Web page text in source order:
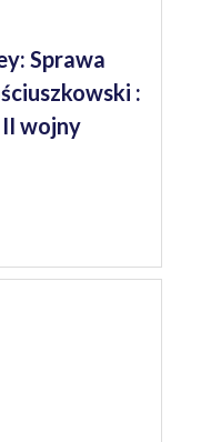
Sprawa
:
wojny